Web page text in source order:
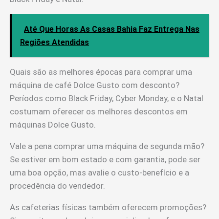
Até Que Horas As Casas Bahia Faz Entrega Nas
Regiões Atendidas
Quais são as melhores épocas para comprar uma
máquina de café Dolce Gusto com desconto?
Períodos como Black Friday, Cyber Monday, e o Natal
costumam oferecer os melhores descontos em
máquinas Dolce Gusto.
Vale a pena comprar uma máquina de segunda mão?
Se estiver em bom estado e com garantia, pode ser
uma boa opção, mas avalie o custo-benefício e a
procedência do vendedor.
As cafeterias físicas também oferecem promoções?